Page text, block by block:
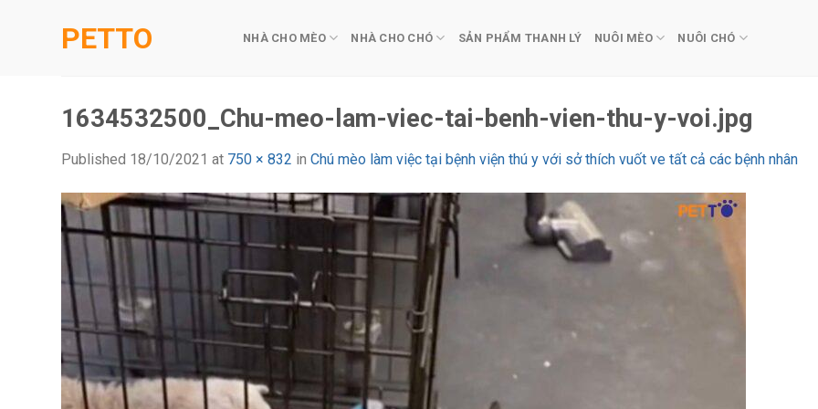
PETTO NHÀ CHO MÈO NHÀ CHO CHÓ SẢN PHẨM THANH LÝ NUÔI MÈO NUÔI CHÓ
1634532500_Chu-meo-lam-viec-tai-benh-vien-thu-y-voi.jpg
Published 18/10/2021 at 750 × 832 in Chú mèo làm việc tại bệnh viện thú y với sở thích vuốt ve tất cả các bệnh nhân